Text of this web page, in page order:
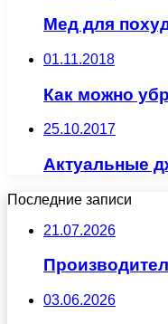
Мед для
01.11.2018
Как можно
25.10.2017
Актуальные
Последние записи
21.07.2026
03.06.2026